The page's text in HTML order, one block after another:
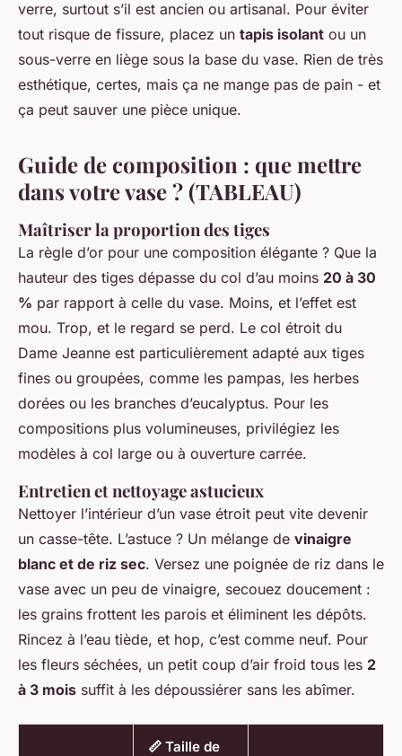
verre, surtout s’il est ancien ou artisanal. Pour éviter
tout risque de fissure, placez un tapis isolant ou un
sous-verre en liège sous la base du vase. Rien de très
esthétique, certes, mais ça ne mange pas de pain - et
ça peut sauver une pièce unique.
Guide de composition : que mettre
dans votre vase ? (TABLEAU)
Maîtriser la proportion des tiges
La règle d’or pour une composition élégante ? Que la
hauteur des tiges dépasse du col d’au moins 20 à 30
% par rapport à celle du vase. Moins, et l’effet est
mou. Trop, et le regard se perd. Le col étroit du
Dame Jeanne est particulièrement adapté aux tiges
fines ou groupées, comme les pampas, les herbes
dorées ou les branches d’eucalyptus. Pour les
compositions plus volumineuses, privilégiez les
modèles à col large ou à ouverture carrée.
Entretien et nettoyage astucieux
Nettoyer l’intérieur d’un vase étroit peut vite devenir
un casse-tête. L’astuce ? Un mélange de vinaigre
blanc et de riz sec. Versez une poignée de riz dans le
vase avec un peu de vinaigre, secouez doucement :
les grains frottent les parois et éliminent les dépôts.
Rincez à l’eau tiède, et hop, c’est comme neuf. Pour
les fleurs séchées, un petit coup d’air froid tous les 2
à 3 mois suffit à les dépoussiérer sans les abîmer.
📏 Taille de